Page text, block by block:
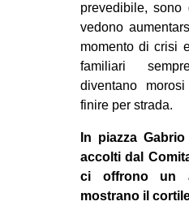
prevedibile,
vedono
momento di crisi
familiari
diventano
finire per strada.
In piazza
accolti dal
ci offrono un
mostrano il